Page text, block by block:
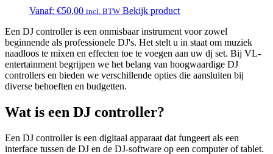
Vanaf: €50,00 incl. BTW Bekijk product
Een DJ controller is een onmisbaar instrument voor zowel
beginnende als professionele DJ's. Het stelt u in staat om muziek
naadloos te mixen en effecten toe te voegen aan uw dj set. Bij VL-
entertainment begrijpen we het belang van hoogwaardige DJ
controllers en bieden we verschillende opties die aansluiten bij
diverse behoeften en budgetten.
Wat is een DJ controller?
Een DJ controller is een digitaal apparaat dat fungeert als een
interface tussen de DJ en de DJ-software op een computer of tablet.